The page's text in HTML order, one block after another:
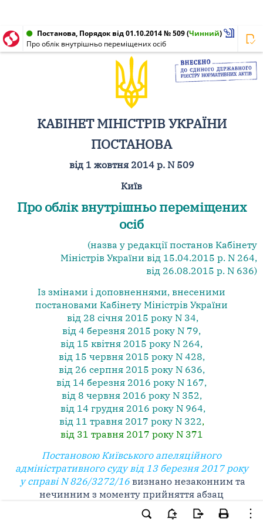
Постанова, Порядок від 01.10.2014 № 509(Чинний)
Про облік внутрішньо переміщених осіб